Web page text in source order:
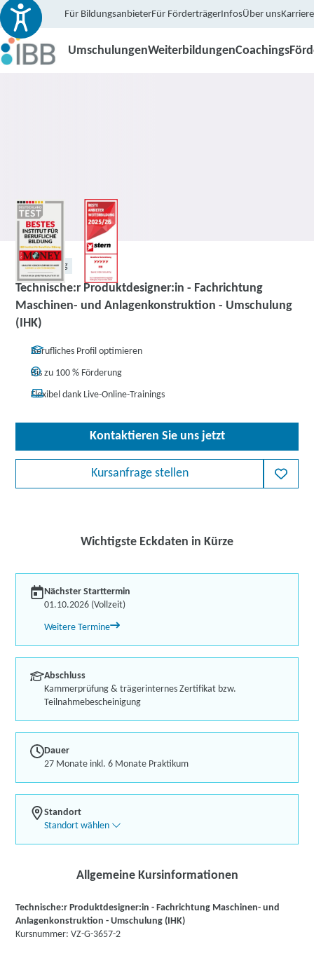
Für BildungsanbieterFür FörderträgerInfosÜber unsKarriere
UmschulungenWeiterbildungenCoachings
Umschulung
Technische:r Produktdesigner:in - Fachrichtung
Maschinen- und Anlagenkonstruktion - Umschulung
(IHK)
Berufliches Profil optimieren
Bis zu 100 % Förderung
Flexibel dank Live-Online-Trainings
Kontaktieren Sie uns jetzt
Kursanfrage stellen
Wichtigste Eckdaten in Kürze
Nächster Starttermin
01.10.2026 (Vollzeit)
Weitere Termine
Abschluss
Kammerprüfung & trägerinternes Zertifikat bzw.
Teilnahmebescheinigung
Dauer
27 Monate inkl. 6 Monate Praktikum
Standort
Standort wählen
Allgemeine Kursinformationen
Technische:r Produktdesigner:in - Fachrichtung Maschinen- und
Anlagenkonstruktion - Umschulung (IHK)
Kursnummer: VZ-G-3657-2